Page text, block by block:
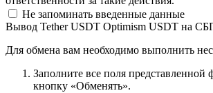
Не запоминать введенные данные
Вывод Tether USDT Optimism USDT на
Для обмена вам необходимо выполнить
Заполните все поля
кнопку «Обменять».